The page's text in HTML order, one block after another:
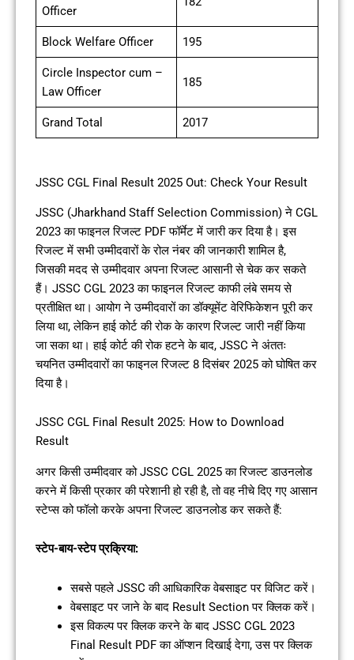
Officer
Block Welfare Officer 195
Circle Inspector cum –
Law Officer
185
Grand Total 2017
JSSC CGL Final Result 2025 Out: Check Your Result
JSSC (Jharkhand Staff Selection Commission) ने CGL
2023 का फाइनल रिजल्ट PDF फॉर्मेट में जारी कर दिया है। इस
रिजल्ट में सभी उम्मीदवारों के रोल नंबर की जानकारी शामिल है,
जिसकी मदद से उम्मीदवार अपना रिजल्ट आसानी से चेक कर सकते
हैं। JSSC CGL 2023 का फाइनल रिजल्ट काफी लंबे समय से
प्रतीक्षित था। आयोग ने उम्मीदवारों का डॉक्यूमेंट वेरिफिकेशन पूरी कर
लिया था, लेकिन हाई कोर्ट की रोक के कारण रिजल्ट जारी नहीं किया
जा सका था। हाई कोर्ट की रोक हटने के बाद, JSSC ने अंततः
चयनित उम्मीदवारों का फाइनल रिजल्ट 8 दिसंबर 2025 को घोषित कर
दिया है।
JSSC CGL Final Result 2025: How to Download
Result
अगर किसी उम्मीदवार को JSSC CGL 2025 का रिजल्ट डाउनलोड
करने में किसी प्रकार की परेशानी हो रही है, तो वह नीचे दिए गए आसान
स्टेप्स को फॉलो करके अपना रिजल्ट डाउनलोड कर सकते हैं:
स्टेप-बाय-स्टेप प्रक्रिया:
सबसे पहले JSSC की आधिकारिक वेबसाइट पर विजिट करें।
वेबसाइट पर जाने के बाद Result Section पर क्लिक करें।
इस विकल्प पर क्लिक करने के बाद JSSC CGL 2023
Final Result PDF का ऑप्शन दिखाई देगा, उस पर क्लिक